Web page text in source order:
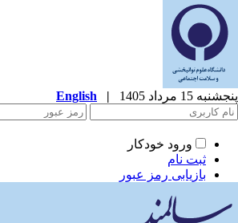
پنجشنبه 15 مرداد 1405 |
English
ورود خودکار
ثبت نام
بازیابی رمز عبور